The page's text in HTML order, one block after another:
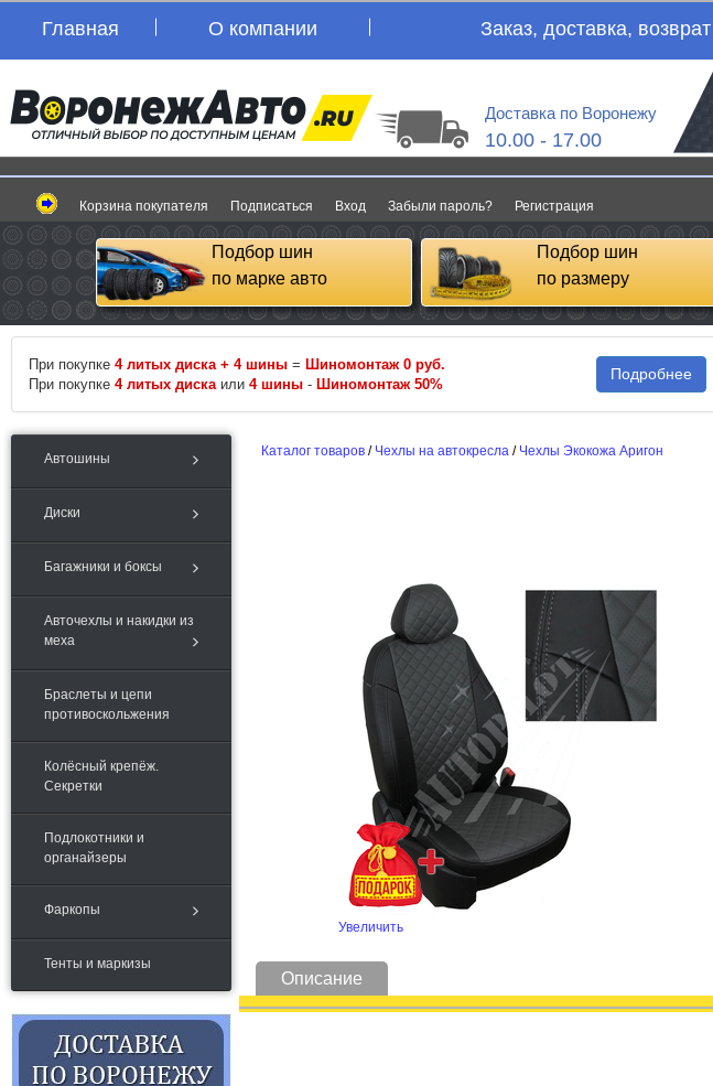
Главная О компании Заказ, доставка, возврат
Доставка по Воронежу
10.00 - 17.00
Корзина покупателя Подписаться Вход Забыли пароль? Регистрация
Подбор шин
по марке авто
Подбор шин
по размеру
При покупке 4 литых диска + 4 шины = Шиномонтаж 0 руб.
При покупке 4 литых диска или 4 шины - Шиномонтаж 50%
Подробнее
Автошины
Диски
Багажники и боксы
Авточехлы и накидки из
меха
Браслеты и цепи
противоскольжения
Колёсный крепёж.
Секретки
Подлокотники и
органайзеры
Фаркопы
Тенты и маркизы
Каталог товаров / Чехлы на автокресла / Чехлы Экокожа Аригон
Увеличить
Описание